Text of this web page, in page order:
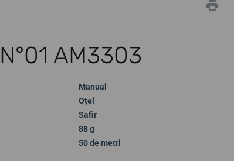
AM3303
Manual
Oțel
Safir
88 g
50 de metri